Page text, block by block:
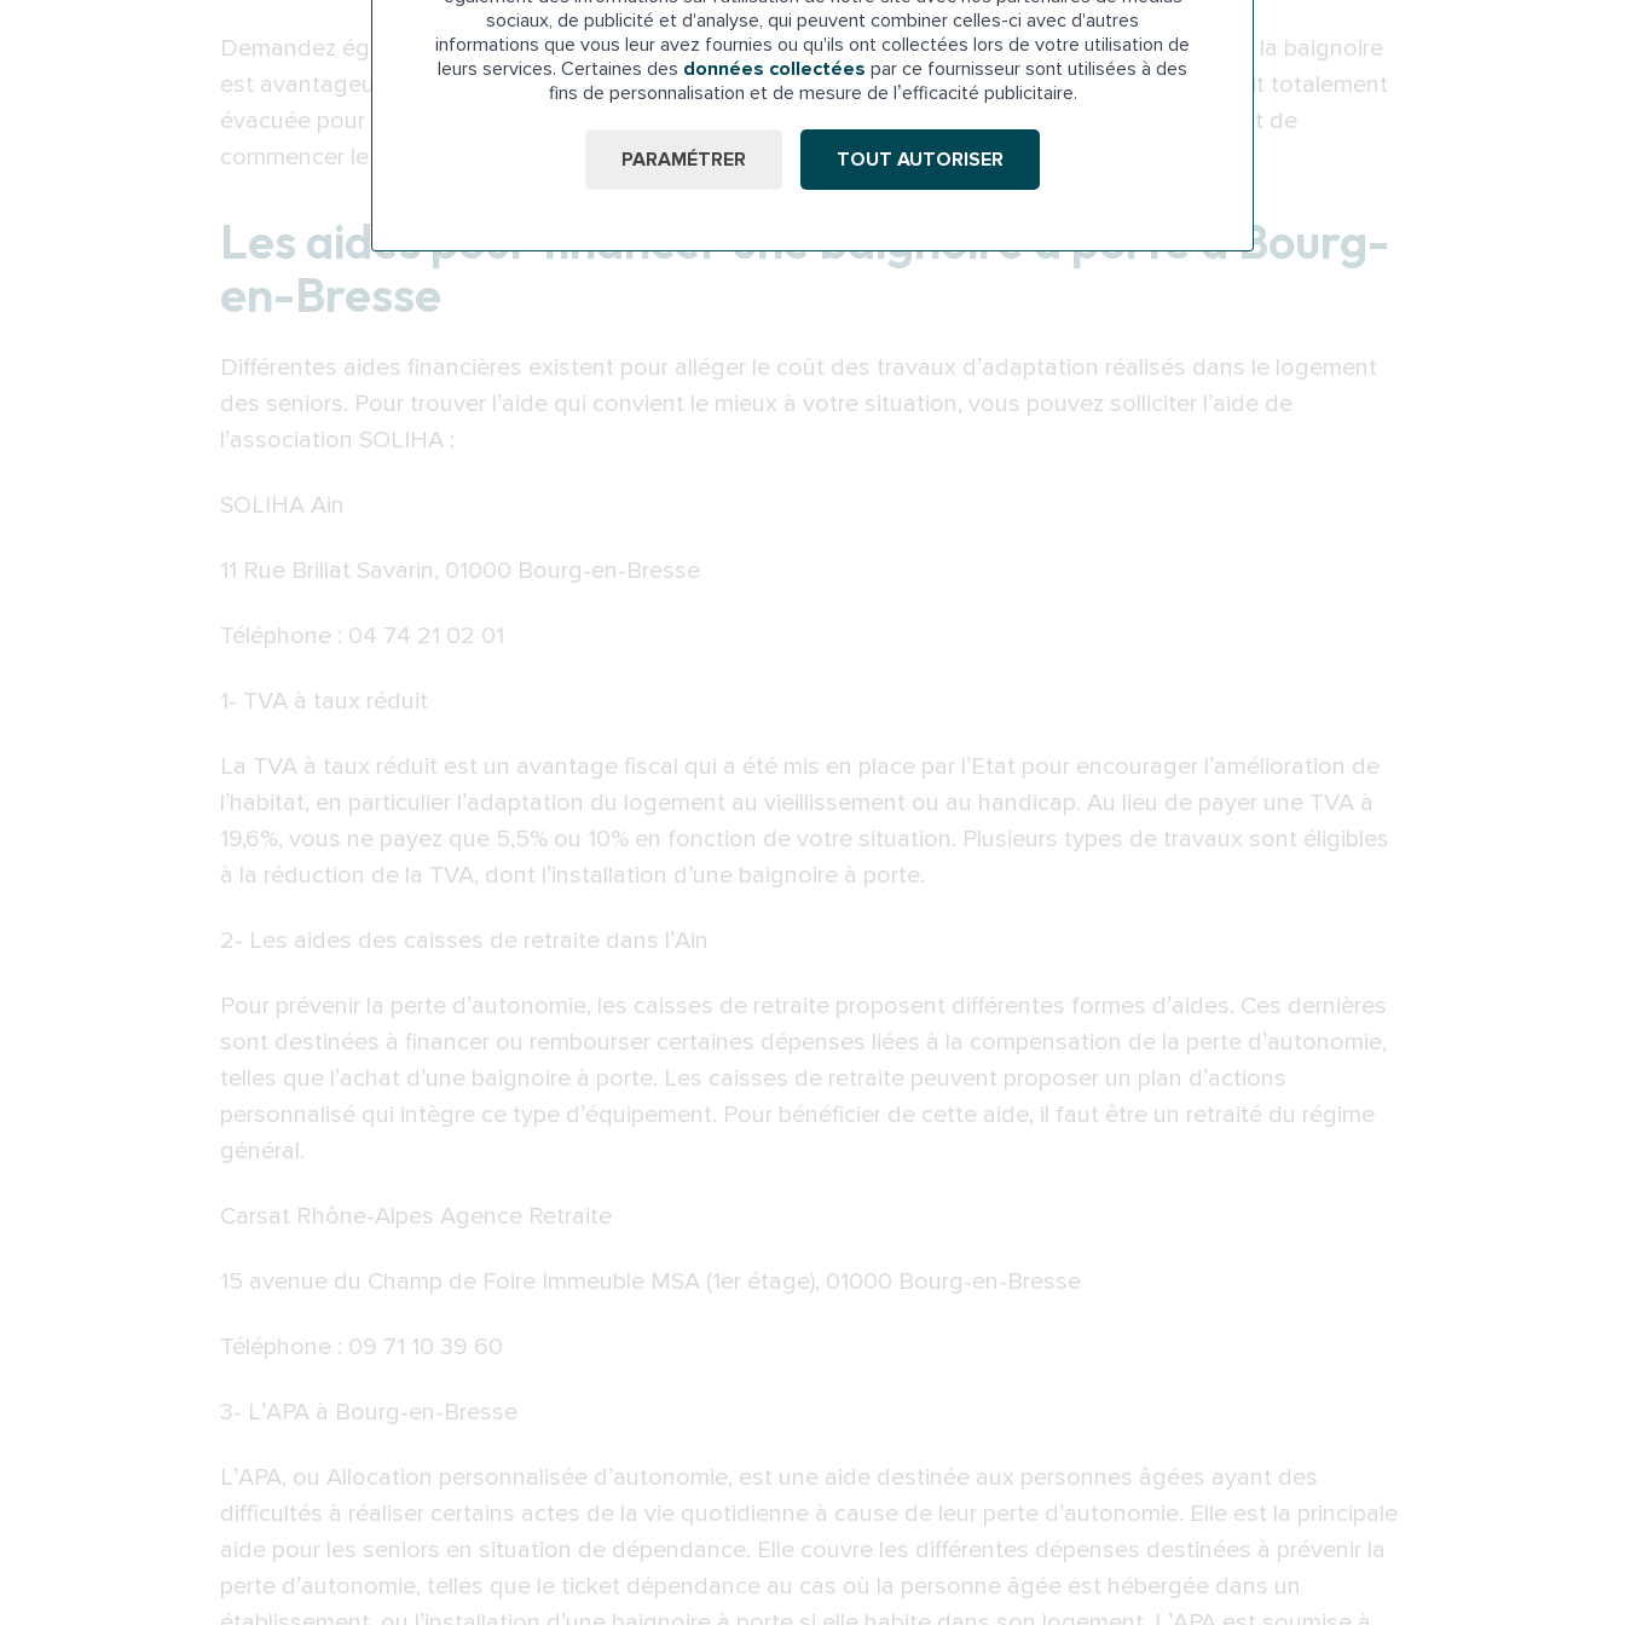
sociaux, de publicité et d'analyse, qui peuvent combiner celles-ci avec d'autres
informations que vous leur avez fournies ou qu'ils ont collectées lors de votre utilisation de
leurs services. Certaines des données collectées par ce fournisseur sont utilisées à des
fins de personnalisation et de mesure de l’efficacité publicitaire.
PARAMÉTRER TOUT AUTORISER
Demandez également des informations sur le système de remplissage et de vidage de la cuve. Si la baignoire
est avantageuse sur plusieurs aspects, elle a un inconvénient majeur. Il faut attendre que l’eau soit totalement
évacuée pour sortir. De même, il faut rester à l’intérieur en attendant que la cuve soit remplie avant de
commencer le bain.
Les aides pour financer une baignoire à porte à Bourg-
en-Bresse
Différentes aides financières existent pour alléger le coût des travaux d’adaptation réalisés dans le logement
des seniors. Pour trouver l’aide qui convient le mieux à votre situation, vous pouvez solliciter l’aide de
l’association SOLIHA :
SOLIHA Ain
11 Rue Brillat Savarin, 01000 Bourg-en-Bresse
Téléphone : 04 74 21 02 01
1- TVA à taux réduit
La TVA à taux réduit est un avantage fiscal qui a été mis en place par l’Etat pour encourager l’amélioration de
l’habitat, en particulier l’adaptation du logement au vieillissement ou au handicap. Au lieu de payer une TVA à
19,6%, vous ne payez que 5,5% ou 10% en fonction de votre situation. Plusieurs types de travaux sont éligibles
à la réduction de la TVA, dont l’installation d’une baignoire à porte.
2- Les aides des caisses de retraite dans l’Ain
Pour prévenir la perte d’autonomie, les caisses de retraite proposent différentes formes d’aides. Ces dernières
sont destinées à financer ou rembourser certaines dépenses liées à la compensation de la perte d’autonomie,
telles que l’achat d’une baignoire à porte. Les caisses de retraite peuvent proposer un plan d’actions
personnalisé qui intègre ce type d’équipement. Pour bénéficier de cette aide, il faut être un retraité du régime
général.
Carsat Rhône-Alpes Agence Retraite
15 avenue du Champ de Foire Immeuble MSA (1er étage), 01000 Bourg-en-Bresse
Téléphone : 09 71 10 39 60
3- L’APA à Bourg-en-Bresse
L’APA, ou Allocation personnalisée d’autonomie, est une aide destinée aux personnes âgées ayant des
difficultés à réaliser certains actes de la vie quotidienne à cause de leur perte d’autonomie. Elle est la principale
aide pour les seniors en situation de dépendance. Elle couvre les différentes dépenses destinées à prévenir la
perte d’autonomie, telles que le ticket dépendance au cas où la personne âgée est hébergée dans un